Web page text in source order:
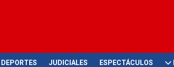
DEPORTES JUDICIALES ESPECTÁCULOS